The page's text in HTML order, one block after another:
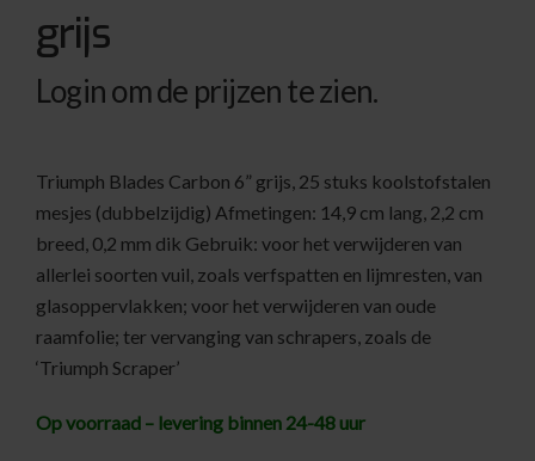
grijs
Login om de prijzen te zien.
Triumph Blades Carbon 6” grijs, 25 stuks koolstofstalen
mesjes (dubbelzijdig) Afmetingen: 14,9 cm lang, 2,2 cm
breed, 0,2 mm dik Gebruik: voor het verwijderen van
allerlei soorten vuil, zoals verfspatten en lijmresten, van
glasoppervlakken; voor het verwijderen van oude
raamfolie; ter vervanging van schrapers, zoals de
‘Triumph Scraper’
Op voorraad – levering binnen 24-48 uur